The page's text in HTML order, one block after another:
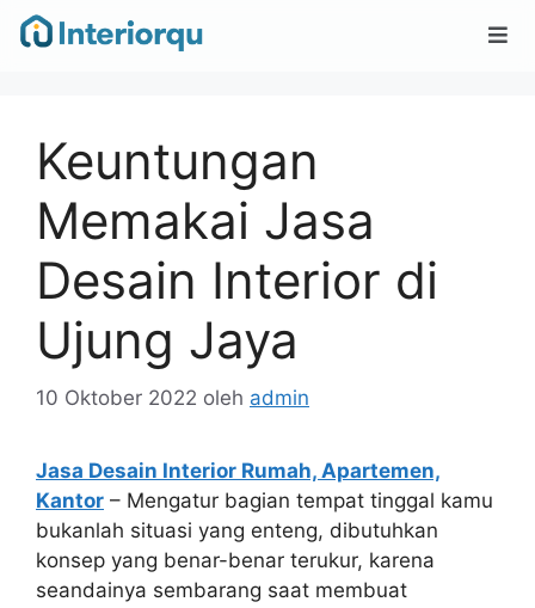
Keuntungan
Memakai Jasa
Desain Interior di
Ujung Jaya
10 Oktober 2022 oleh admin
Jasa Desain Interior Rumah, Apartemen,
Kantor – Mengatur bagian tempat tinggal kamu
bukanlah situasi yang enteng, dibutuhkan
konsep yang benar-benar terukur, karena
seandainya sembarang saat membuat